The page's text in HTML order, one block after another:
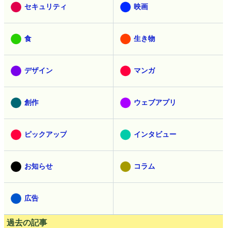
セキュリティ 映画
食 生き物
デザイン マンガ
創作 ウェブアプリ
ピックアップ インタビュー
お知らせ コラム
広告
過去の記事